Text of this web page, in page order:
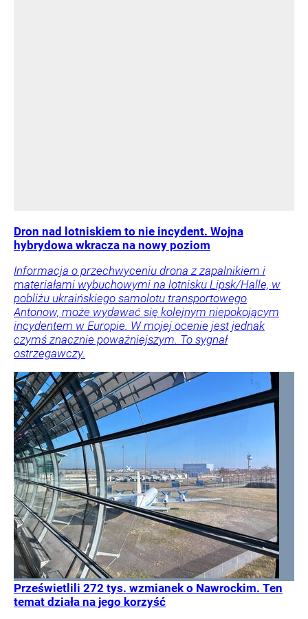
Dron nad lotniskiem to nie incydent. Wojna
hybrydowa wkracza na nowy poziom
Informacja o przechwyceniu drona z zapalnikiem i
materiałami wybuchowymi na lotnisku Lipsk/Halle, w
pobliżu ukraińskiego samolotu transportowego
Antonow, może wydawać się kolejnym niepokojącym
incydentem w Europie. W mojej ocenie jest jednak
czymś znacznie poważniejszym. To sygnał
ostrzegawczy.
Prześwietlili 272 tys. wzmianek o Nawrockim. Ten
temat działa na jego korzyść